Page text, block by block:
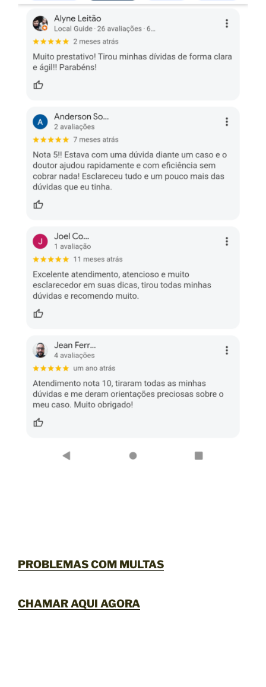
PROBLEMAS COM MULTAS
CHAMAR AQUI AGORA